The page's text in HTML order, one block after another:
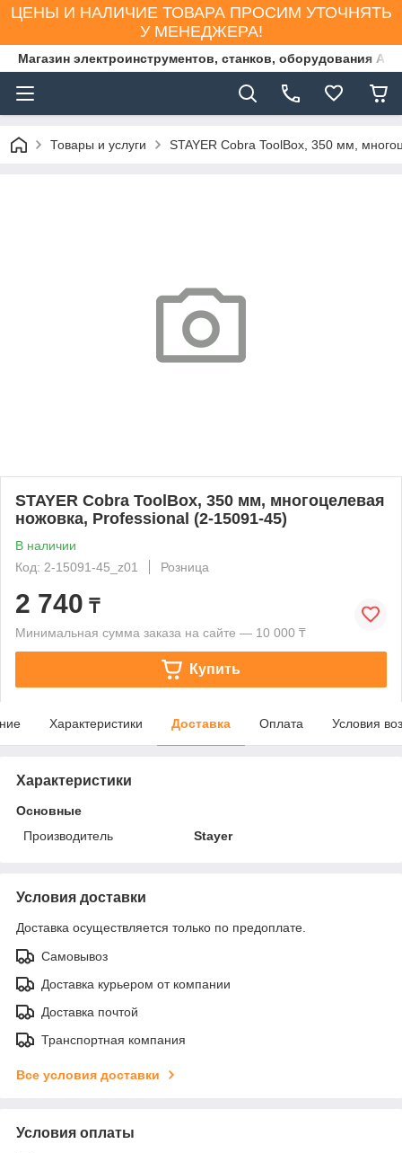
ЦЕНЫ И НАЛИЧИЕ ТОВАРА ПРОСИМ УТОЧНЯТЬ
У МЕНЕДЖЕРА!
Магазин электроинструментов, станков, оборудования
Товары и услуги STAYER Cobra ToolBox, 350 мм,
STAYER Cobra ToolBox, 350 мм, многоцелевая
ножовка, Professional (2-15091-45)
В наличии
Код: 2-15091-45_z01
Розница
2 740 ₸
Минимальная сумма заказа на сайте — 10 000 ₸
Купить
Характеристики Доставка Оплата Условия
Характеристики
Основные
Производитель
Stayer
Условия доставки
Доставка осуществляется только по предоплате.
Самовывоз
Доставка курьером от компании
Доставка почтой
Транспортная компания
Все условия доставки
Условия оплаты